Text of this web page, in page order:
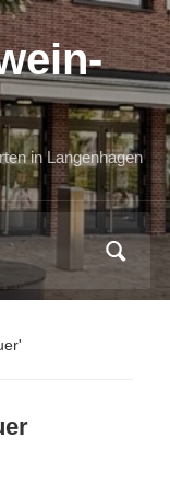
in Langenhagen